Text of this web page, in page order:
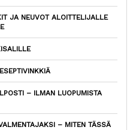
JA NEUVOT ALOITTELIJALLE
– ILMAN LUOPUMISTA
– MITEN TÄSSÄ